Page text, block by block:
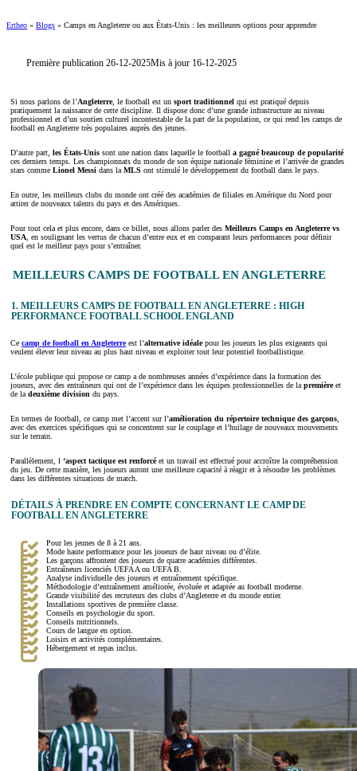
Ertheo » Blogs » Camps en Angleterre ou aux États-Unis : les meilleures options pour apprendre
Première publication 26-12-2025Mis à jour 16-12-2025
Si nous parlons de l’Angleterre, le football est un sport traditionnel qui est pratiqué depuis
pratiquement la naissance de cette discipline. Il dispose donc d’une grande infrastructure au niveau
professionnel et d’un soutien culturel incontestable de la part de la population, ce qui rend les camps de
football en Angleterre très populaires auprès des jeunes.
D’autre part, les États-Unis sont une nation dans laquelle le football a gagné beaucoup de popularité
ces derniers temps. Les championnats du monde de son équipe nationale féminine et l’arrivée de grandes
stars comme Lionel Messi dans la MLS ont stimulé le développement du football dans le pays.
En outre, les meilleurs clubs du monde ont créé des académies de filiales en Amérique du Nord pour
attirer de nouveaux talents du pays et des Amériques.
Pour tout cela et plus encore, dans ce billet, nous allons parler des Meilleurs Camps en Angleterre vs
USA , en soulignant les vertus de chacun d’entre eux et en comparant leurs performances pour définir
quel est le meilleur pays pour s’entraîner.
MEILLEURS CAMPS DE FOOTBALL EN ANGLETERRE
1. MEILLEURS CAMPS DE FOOTBALL EN ANGLETERRE : HIGH
PERFORMANCE FOOTBALL SCHOOL ENGLAND
Ce camp de football en Angleterreest l’alternative idéalepour les joueurs les plus exigeants qui
veulent élever leur niveau au plus haut niveau et exploiter tout leur potentiel footballistique.
L’école publique qui propose ce camp a de nombreuses années d’expérience dans la formation des
joueurs, avec des entraîneurs qui ont de l’expérience dans les équipes professionnelles de lapremièreet
de ladeuxième division du pays.
En termes de football, ce camp met l’accent sur l’amélioration du répertoire technique des garçons,
avec des exercices spécifiques qui se concentrent sur le couplage et l’huilage de nouveaux mouvements
sur le terrain.
Parallèlement, l ‘aspect tactique est renforcéet un travail est effectué pour accroître la compréhension
du jeu. De cette manière, les joueurs auront une meilleure capacité à réagir et à résoudre les problèmes
dans les différentes situations de match.
DÉTAILS À PRENDRE EN COMPTE CONCERNANT LE CAMP DE
FOOTBALL EN ANGLETERRE
Pour les jeunes de 8 à 21 ans.
Mode haute performance pour les joueurs de haut niveau ou d’élite.
Les garçons affrontent des joueurs de quatre académies différentes.
Entraîneurs licenciés UEFA A ou UEFA B.
Analyse individuelle des joueurs et entraînement spécifique.
Méthodologie d’entraînement améliorée, évoluée et adaptée au football moderne.
Grande visibilité des recruteurs des clubs d’Angleterre et du monde entier.
Installations sportives de première classe.
Conseils en psychologie du sport.
Conseils nutritionnels.
Cours de langue en option.
Loisirs et activités complémentaires.
Hébergement et repas inclus.